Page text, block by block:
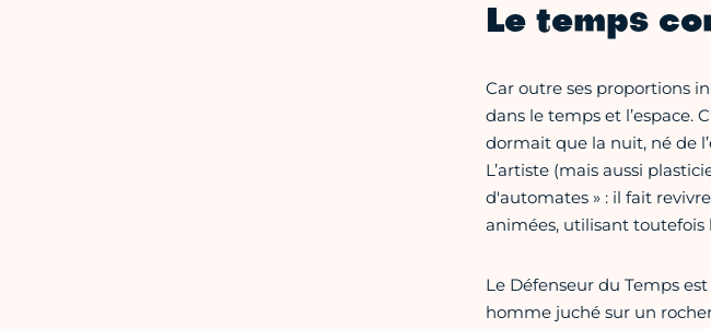
Le temps
Car outre ses proportions
dans le temps et l’espace.
dormait que la nuit, né de
L’artiste (mais aussi
d'automates » : il fait
animées, utilisant toutefois
Le Défenseur du Temps
homme juché sur un